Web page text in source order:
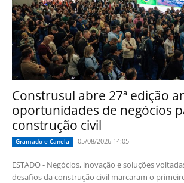
Construsul abre 27ª edição
oportunidades de negócios
construção civil
Gramado e Canela 05/08/2026 14:05
ESTADO - Negócios, inovação e soluções
desafios da construção civil marcaram o